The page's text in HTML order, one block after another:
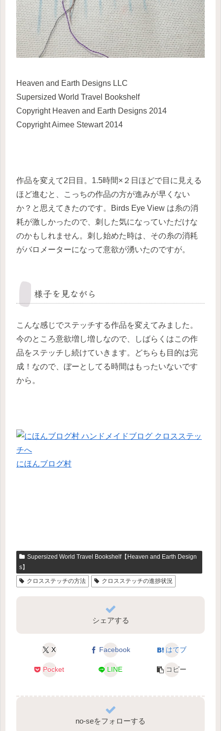
Heaven and Earth Designs LLC
Supersized World Travel Bookshelf
Copyright Heaven and Earth Designs 2014
Copyright Aimee Stewart 2014
作品を変えて2日目。1.5時間×２日ほどで目に見える
ほど進むと、こっちの作品の方が進みが早くない
か？と思えてきたのです。Birds Eye View は糸の消
耗が激しかったので、刺した気になっていただけな
のかもしれません。刺し始めた時は、その糸の消耗
がバロメーターになって意欲が湧いたのですが。
様子を見ながら
こんな感じでステッチする作品を変えてみました。
今のところ意欲増し増しなので、しばらくはこの作
品をステッチし続けていきます。どちらも目的は完
成！なので、ぼーとしてる時間はもったいないです
から。
にほんブログ村
Supersized World Travel Bookshelf【Heaven and Earth Design
s】
クロスステッチの方法
クロスステッチの進捗状況
シェアする
X Facebook はてブ
Pocket LINE コピー
no-seをフォローする